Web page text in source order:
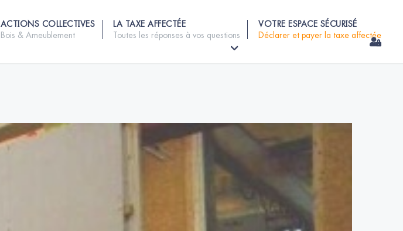
ACTIONS COLLECTIVES
Bois & Ameublement
LA TAXE AFFECTÉE
Toutes les réponses à vos questions
VOTRE ESPACE SÉCURISÉ
Déclarer et payer la taxe affectée